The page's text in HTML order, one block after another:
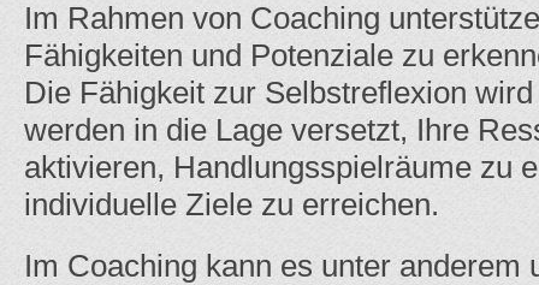
Im Rahmen von Coaching
Fähigkeiten und Potenziale zu
Die Fähigkeit zur Selbstreflexion
werden in die Lage versetzt, Ihre
aktivieren, Handlungsspielräume zu
individuelle Ziele zu erreichen.
Im Coaching kann es unter anderem